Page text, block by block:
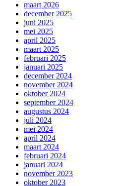
maart 2026
december 2025
juni 2025
mei 2025
april 2025
maart 2025
februari 2025
januari 2025
december 2024
november 2024
oktober 2024
september 2024
augustus 2024
juli 2024
mei 2024
april 2024
maart 2024
februari 2024
januari 2024
november 2023
oktober 2023